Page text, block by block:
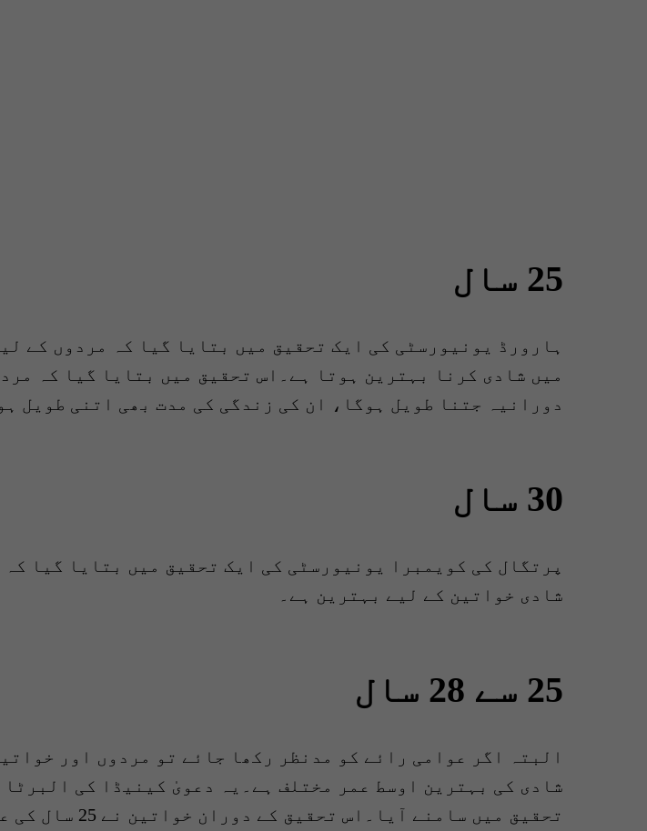
25 سال
میں شادی کرنا بہترین ہوتا ہے۔اس تحقیق میں بتایا گیا کہ
دورانیہ جتنا طویل ہوگا، ان کی زندگی کی مدت بھی اتنی طویل
30 سال
شادی خواتین کے لیے بہترین ہے۔
25 سے 28 سال
البتہ اگر عوامی رائے کو مدنظر رکھا جائے تو مردوں اور
شادی کی بہترین اوسط عمر مختلف ہے۔یہ دعویٰ کینیڈا کی
تحقیق میں سامنے آیا۔اس